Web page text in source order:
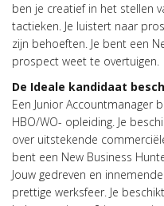
ben je creatief in het stellen
tactieken. Je luistert naar
zijn behoeften. Je bent een
prospect weet te overtuigen.
De Ideale kandidaat
Een Junior Accountmanager
HBO/WO- opleiding. Je
over uitstekende
bent een New Business
Jouw gedreven en
prettige werksfeer. Je